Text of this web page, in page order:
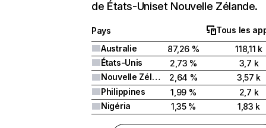
de États-Uniset Nouvelle Zélande.
Pays
Tous les
Australie
87,26 %
118,11 k
États-Unis
2,73 %
3,7 k
Nouvelle Zélande
2,64 %
3,57 k
Philippines
1,99 %
2,7 k
Nigéria
1,35 % 1,83 k